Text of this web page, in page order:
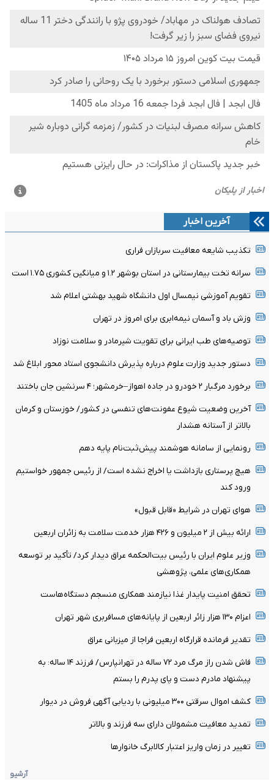
آخرین اخبار
تکذیب شایعه معافیت سربازان فراری
سرانه تخت بیمارستانی در استان بوشهر ۱.۲ و میانگین کشوری ۱.۷۵ است
تقویم آموزشی نیمسال اول دانشگاه شهید بهشتی اعلام شد
وزش باد و آسمان نیمه‌ابری برای امروز در تهران
توصیه‌های طب ایرانی برای تقویت شیرمادر و سلامت نوزاد
دستور جدید وزارت علوم درباره پذیرش دانشجوی استاد محور ابلاغ شد
برخورد مرگبار ۲ خودرو در جاده اهواز–خرمشهر؛ ۴ سرنشین جان باختند
آخرین وضعیت شیوع عفونت‌های تنفسی در کشور/ خوزستان و کرمان
بالاتر از آستانه هشدار
رونمایی از سامانه هوشمند پیش‌ثبت‌نام پایه دهم
هیچ پرستاری بازداشت یا اخراج نشده است/ از رئیس جمهور خواستیم
ورود کند
هوای تهران در شرایط «قابل قبول»
ارائه بیش از ۲ میلیون و ۴۲۶ هزار خدمت سلامت به زائران اربعین
وزیر علوم ایران با رئیس بیت‌الحکمه عراق دیدار کرد/ تأکید بر توسعه
همکاری‌های علمی، پژوهشی
تحقق امنیت پایدار غذا نیازمند همکاری منسجم دستگاه‌‌هاست
اعزام ۱۳۰ هزار زائر اربعین از پایانه‌های مسافربری شهر تهران
تقدیر فرمانده قرارگاه اربعین فراجا از میزبانی عراق
فاش شدن راز مرگ مرد ۷۲ ساله در تهرانپارس/ فرزند ۱۴ ساله: به
پیشنهاد مادرم دست و پای پدرم را بستم
کشف اموال سرقتی ۳۰۰ میلیونی با ردیابی آگهی فروش در دیوار
تمدید معافیت مشمولان دارای سه فرزند و بالا‌تر
تغییر در زمان واریز اعتبار کالابرگ خانوار‌ها
آرشیو